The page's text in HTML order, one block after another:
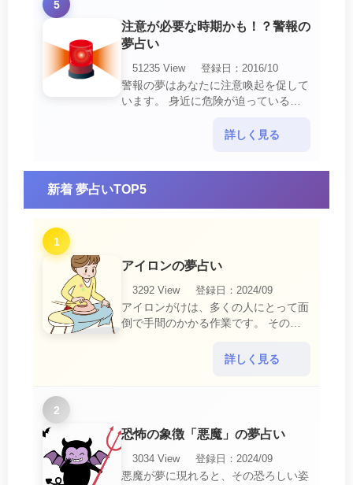
5
注意が必要な時期かも！？警報の
夢占い
51235 View
登録日：2016/10
警報の夢はあなたに注意喚起を促して
います。 身近に危険が迫っている暗
て危機を回避する事が必要です。 ま
詳しく見る
新着 夢占いTOP5
1
アイロンの夢占い
3292 View
登録日：2024/09
アイロンがけは、多くの人にとって面
倒で手間のかかる作業です。 そのた
中で感じるわずらわしさやストレスか
詳しく見る
2
恐怖の象徴「悪魔」の夢占い
3034 View
登録日：2024/09
悪魔が夢に現れると、その恐ろしい姿